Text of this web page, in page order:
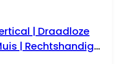
| Draadloze
| Rechtshandig |